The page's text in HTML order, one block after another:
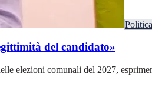
Politica
del candidato»
elezioni comunali del 2027,